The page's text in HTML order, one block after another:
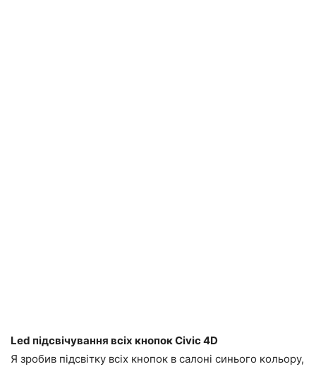
Led підсвічування всіх кнопок Civic 4D
Я зробив підсвітку всіх кнопок в салоні синього кольору,